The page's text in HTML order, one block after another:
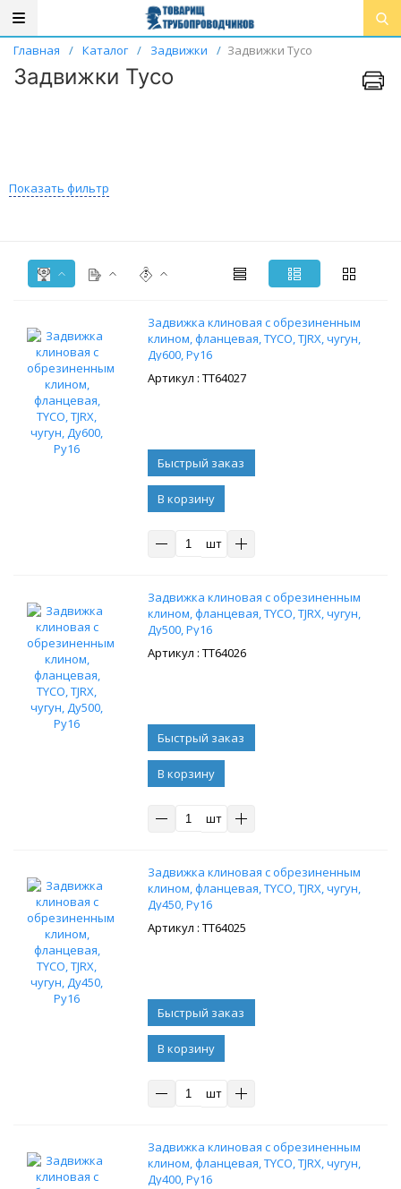
Главная / Каталог / Задвижки / Задвижки Tyco
Задвижки Tyco
Показать фильтр
Задвижка клиновая с обрезиненным
клином, фланцевая, TYCO, TJRX, чугун,
Ду600, Ру16
: ТТ64027
В корзину
шт
Задвижка клиновая с обрезиненным
клином, фланцевая, TYCO, TJRX, чугун,
Ду500, Ру16
: ТТ64026
В корзину
шт
Задвижка клиновая с обрезиненным
клином, фланцевая, TYCO, TJRX, чугун,
Ду450, Ру16
: ТТ64025
В корзину
шт
Задвижка клиновая с обрезиненным
клином, фланцевая, TYCO, TJRX, чугун,
Ду400, Ру16